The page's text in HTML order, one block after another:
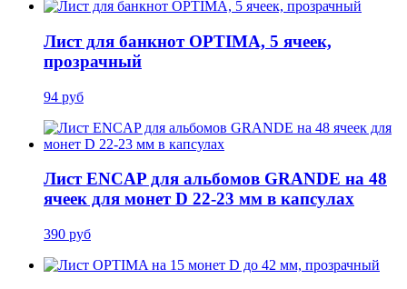
Лист для банкнот OPTIMA, 5 ячеек,
прозрачный
94 руб
Лист ENCAP для альбомов GRANDE на 48
ячеек для монет D 22-23 мм в капсулах
390 руб